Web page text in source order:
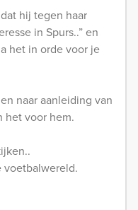
hij tegen haar
in Spurs..” en
het in orde voor je
naar aanleiding van
het voor hem.
voetbalwereld.